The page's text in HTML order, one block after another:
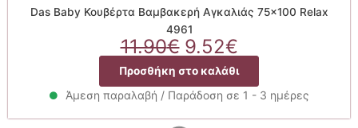
Das Baby Κουβέρτα Βαμβακερή Αγκαλιάς 75×100 Relax
4961
11.90€ Original
price
was:
11.90€.
9.52€Η
τρέχουσα
τιμή
είναι:
9.52€.
Προσθήκη στο καλάθι
Άμεση παραλαβή / Παράδοση σε 1 - 3 ημέρες